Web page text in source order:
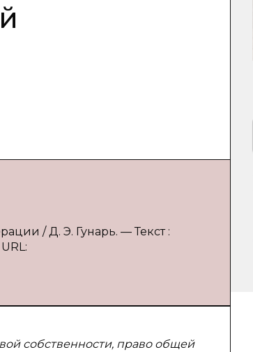
/ Д. Э. Гунарь. — Текст :
собственности, право общей